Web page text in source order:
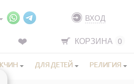
ВХОД
КОРЗИНА 0
ДЛЯ ДЕТЕЙ РЕЛИГИЯ